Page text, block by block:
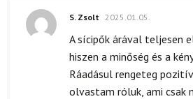
S. Zsolt 2025.01.05.
A sícipők árával teljesen
hiszen a minőség és a
Ráadásul rengeteg
olvastam róluk, ami csak